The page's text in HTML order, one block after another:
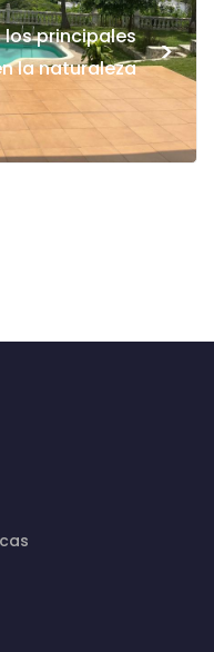
los principales
la naturaleza
>